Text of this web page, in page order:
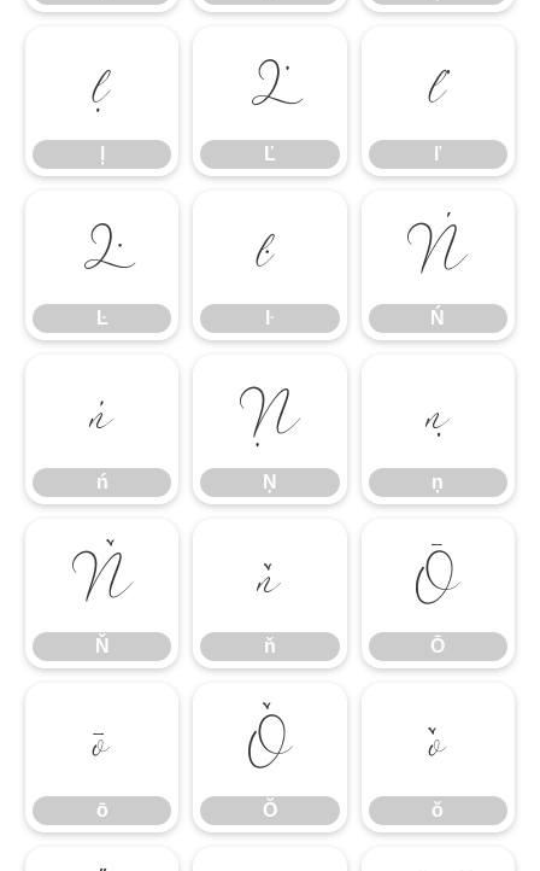
ļ Ľ
Ľ
ľ
ľ
Ŀ
Ŀ
ŀ
ŀ
Ń
Ń
ń
ń
Ņ
Ņ
ņ
ņ
Ň
Ň
ň
ň
Ō
Ō
ō
ō
Ŏ
Ŏ
ŏ
ŏ